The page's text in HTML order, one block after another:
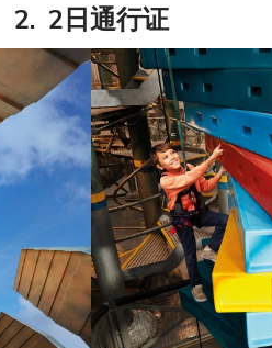
2. 2日通行证